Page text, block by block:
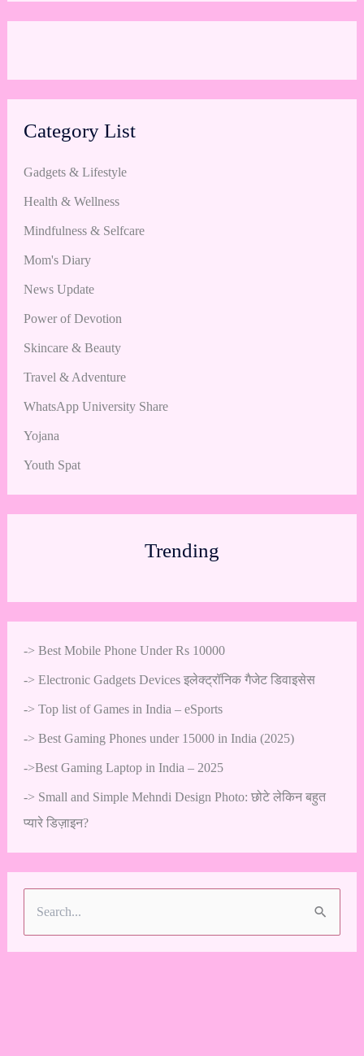
Category List
Gadgets & Lifestyle
Health & Wellness
Mindfulness & Selfcare
Mom's Diary
News Update
Power of Devotion
Skincare & Beauty
Travel & Adventure
WhatsApp University Share
Yojana
Youth Spat
Trending
-> Best Mobile Phone Under Rs 10000
-> Electronic Gadgets Devices इलेक्ट्रॉनिक गैजेट डिवाइसेस
-> Top list of Games in India – eSports
-> Best Gaming Phones under 15000 in India (2025)
->Best Gaming Laptop in India – 2025
-> Small and Simple Mehndi Design Photo: छोटे लेकिन बहुत
प्यारे डिज़ाइन?